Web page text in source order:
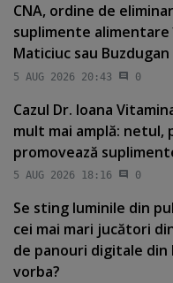
CNA, ordine de
suplimente alimentare
Maticiuc sau Buzdugan
5 AUG 2026 20:43 0
Cazul Dr. Ioana
mult mai amplă: netul,
promovează
5 AUG 2026 18:16 0
Se sting luminile din
cei mai mari jucători
de panouri digitale din
vorba?